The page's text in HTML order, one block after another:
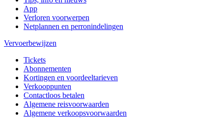
App
Verloren voorwerpen
Netplannen en perronindelingen
Vervoerbewijzen
Tickets
Abonnementen
Kortingen en voordeeltarieven
Verkooppunten
Contactloos betalen
Algemene reisvoorwaarden
Algemene verkoopsvoorwaarden